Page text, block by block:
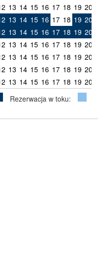
13 14 15 16 17 18 19 20
13 14 15 16 17 18 19 20
13 14 15 16 17 18 19 20
13 14 15 16 17 18 19 20
13 14 15 16 17 18 19 20
13 14 15 16 17 18 19 20
13 14 15 16 17 18 19 20
Rezerwacja w toku: